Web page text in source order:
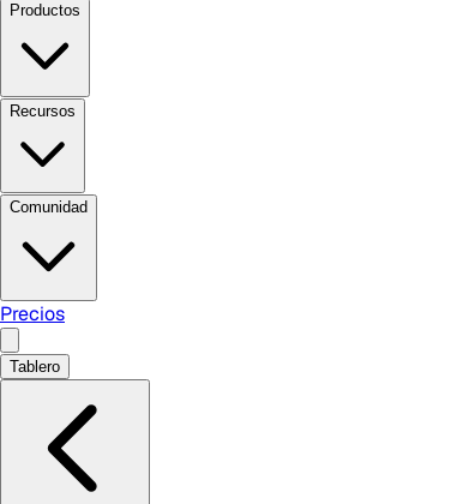
Productos
Recursos
Comunidad
Precios
Tablero